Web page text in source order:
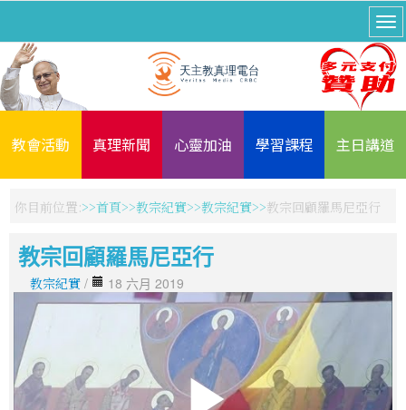
教會活動 真理新聞 心靈加油 學習課程 主日講道
你目前位置: 首頁 教宗紀實 教宗紀實 教宗回顧羅馬尼亞行
教宗回顧羅馬尼亞行
教宗紀實 / 18 六月 2019